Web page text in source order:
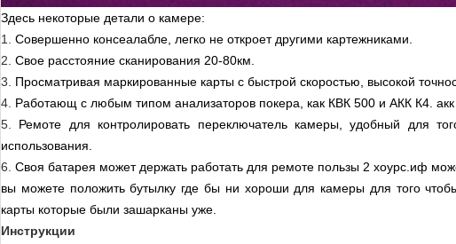
Здесь некоторые детали о камере:
1. Совершенно консеалабле, легко не откроет другими картежниками.
2. Свое расстояние сканирования 20-80км.
3. Просматривая маркированные карты с быстрой скоростью, высокой
4. Работающ с любым типом анализаторов покера, как КВК 500 и АКК К4. акк
5. Ремоте для контролировать переключатель камеры, удобный для
использования.
6. Своя батарея может держать работать для ремоте пользы 2 хоурс.иф
вы можете положить бутылку где бы ни хороши для камеры для того
карты которые были зашарканы уже.
Инструкции